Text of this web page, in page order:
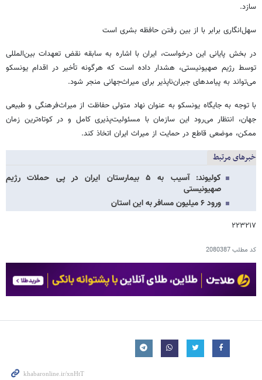
سازد.‌
سهل‌انگاری برابر با از بین رفتن حافظه بشری است
در بخش پایانی این درخواست، ایران با اشاره به سابقه نقض تعهدات بین‌المللی
توسط رژیم صهیونیستی، هشدار داده است که هرگونه تأخیر در اقدام یونسکو
می‌تواند به پیامدهای جبران‌ناپذیر برای میراث‌جهانی منجر شود.
با توجه به جایگاه یونسکو به عنوان نهاد متولی حفاظت از میراث‌فرهنگی و طبیعی
جهان، انتظار می‌رود این سازمان با مسئولیت‌پذیری کامل و در کوتاه‌ترین زمان
ممکن، موضعی قاطع در حمایت از میراث ایران اتخاذ کند.
خبرهای مرتبط
کولیوند: آسیب به ۵ بیمارستان ایران در پی حملات رژیم
صهیونیستی
ورود ۶ میلیون مسافر به این استان
۲۲۳۲۱۷
کد مطلب2080387